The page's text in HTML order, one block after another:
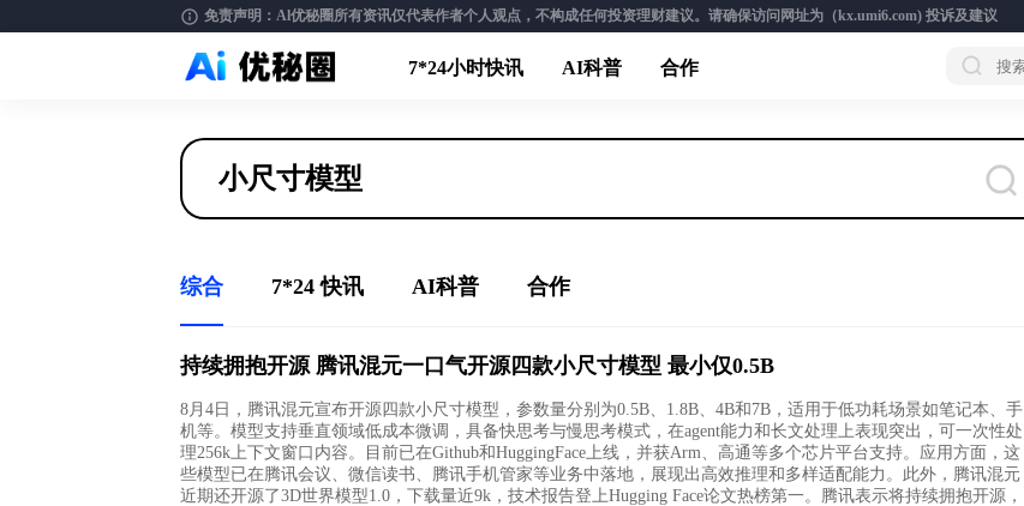
免责声明：Al优秘圈所有资讯仅代表作者个人观点，不构成任何投资理财建议。请确保访问网址为（kx.umi6.com) 投诉及建议
7*24小时快讯 AI科普 合作
综合 7*24 快讯 AI科普 合作
持续拥抱开源 腾讯混元一口气开源四款小尺寸模型 最小仅0.5B
8月4日，腾讯混元宣布开源四款小尺寸模型，参数量分别为0.5B、1.8B、4B和7B，适用于低功耗场景如笔记本、手
机等。模型支持垂直领域低成本微调，具备快思考与慢思考模式，在agent能力和长文处理上表现突出，可一次性处
理256k上下文窗口内容。目前已在Github和HuggingFace上线，并获Arm、高通等多个芯片平台支持。应用方面，这
些模型已在腾讯会议、微信读书、腾讯手机管家等业务中落地，展现出高效推理和多样适配能力。此外，腾讯混元
近期还开源了3D世界模型1.0，下载量近9k，技术报告登上Hugging Face论文热榜第一。腾讯表示将持续拥抱开源，